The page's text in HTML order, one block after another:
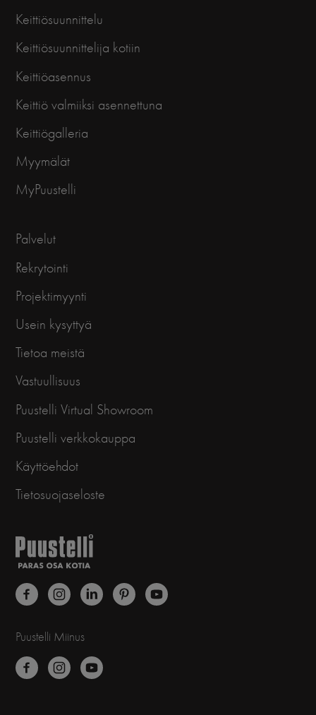
Keittiösuunnittelu
Keittiösuunnittelija kotiin
Keittiöasennus
Keittiö valmiiksi asennettuna
Keittiögalleria
Myymälät
MyPuustelli
Palvelut
Rekrytointi
Projektimyynti
Usein kysyttyä
Tietoa meistä
Vastuullisuus
Puustelli Virtual Showroom
Puustelli verkkokauppa
Käyttöehdot
Tietosuojaseloste
Puustelli Miinus